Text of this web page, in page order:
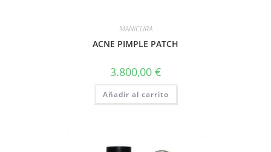
MANICURA
ACNE PIMPLE PATCH
3.800,00 €
Añadir al carrito